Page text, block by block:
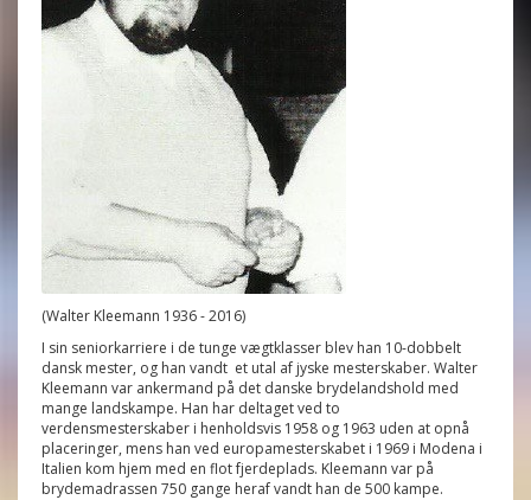
(Walter Kleemann 1936 - 2016)
I sin seniorkarriere i de tunge vægtklasser blev han 10-dobbelt
dansk mester, og han vandt et utal af jyske mesterskaber. Walter
Kleemann var ankermand på det danske brydelandshold med
mange landskampe. Han har deltaget ved to
verdensmesterskaber i henholdsvis 1958 og 1963 uden at opnå
placeringer, mens han ved europamesterskabet i 1969 i Modena i
Italien kom hjem med en flot fjerdeplads. Kleemann var på
brydemadrassen 750 gange heraf vandt han de 500 kampe.